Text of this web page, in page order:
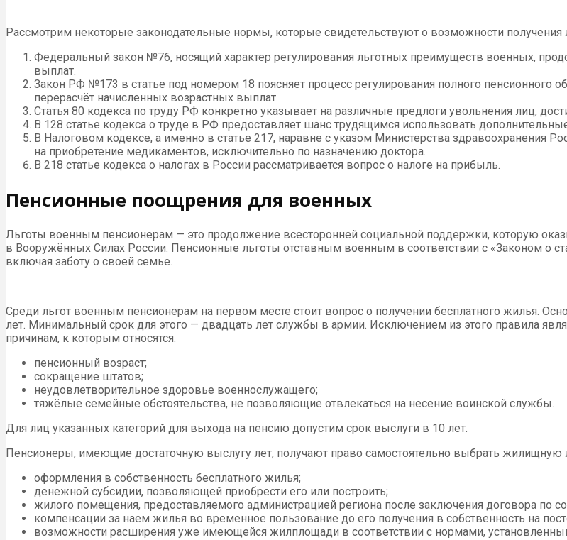
Рассмотрим некоторые законодательные нормы, которые свидетельствуют о возможности получения
Федеральный закон №76, носящий характер регулирования льготных преимуществ военных,
выплат.
Закон РФ №173 в статье под номером 18 поясняет процесс регулирования полного пенсионного
перерасчёт начисленных возрастных выплат.
Статья 80 кодекса по труду РФ конкретно указывает на различные предлоги увольнения лиц,
В 128 статье кодекса о труде в РФ предоставляет шанс трудящимся использовать
В Налоговом кодексе, а именно в статье 217, наравне с указом Министерства здравоохранения
на приобретение медикаментов, исключительно по назначению доктора.
В 218 статье кодекса о налогах в России рассматривается вопрос о налоге на прибыль.
Пенсионные поощрения для военных
Льготы военным пенсионерам — это продолжение всесторонней социальной поддержки, которую
в Вооружённых Силах России. Пенсионные льготы отставным военным в соответствии с «Законом о
включая заботу о своей семье.
Среди льгот военным пенсионерам на первом месте стоит вопрос о получении бесплатного жилья.
лет. Минимальный срок для этого — двадцать лет службы в армии. Исключением из этого правила
причинам, к которым относятся:
пенсионный возраст;
сокращение штатов;
неудовлетворительное здоровье военнослужащего;
тяжёлые семейные обстоятельства, не позволяющие отвлекаться на несение воинской службы.
Для лиц указанных категорий для выхода на пенсию допустим срок выслуги в 10 лет.
Пенсионеры, имеющие достаточную выслугу лет, получают право самостоятельно выбрать жилищную
оформления в собственность бесплатного жилья;
денежной субсидии, позволяющей приобрести его или построить;
жилого помещения, предоставляемого администрацией региона после заключения договора по
компенсации за наем жилья во временное пользование до его получения в собственность на
возможности расширения уже имеющейся жилплощади в соответствии с нормами,